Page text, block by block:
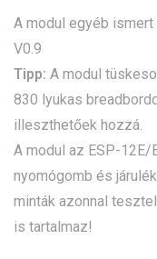
A modul egyéb
V0.9
Tipp: A modul
830 lyukas
illeszthetőek hozzá.
A modul az ESP-
nyomógomb és
minták azonnal
is tartalmaz!